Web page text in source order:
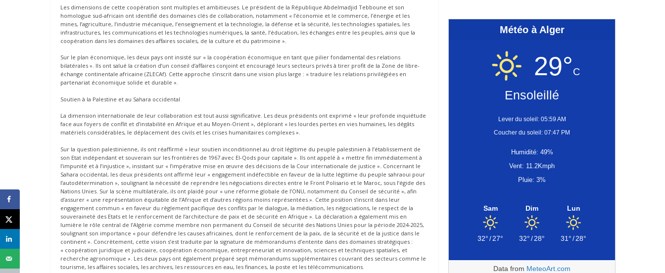
Les dimensions de cette coopération sont multiples et ambitieuses. Le président de la République Abdelmadjid Tebboune et son
homologue sud-africain ont identifié des domaines clés de collaboration, notamment « l’économie et le commerce, l’énergie et les
mines, l’agriculture, l’industrie mécanique, l’enseignement et la technologie, la défense et la sécurité, les technologies spatiales, les
infrastructures, les communications et les technologies numériques, la santé, l’éducation, les échanges entre les peuples, ainsi que la
coopération dans les domaines des affaires sociales, de la culture et du patrimoine ».
Sur le plan économique, les deux pays ont insisté sur « la coopération économique en tant que pilier fondamental des relations
bilatérales ». Ils ont salué la création d’un conseil d’affaires conjoint et encouragé leurs secteurs privés à tirer profit de la Zone de libre-
échange continentale africaine (ZLECAf). Cette approche s’inscrit dans une vision plus large : « traduire les relations privilégiées en
partenariat économique solide et durable ».
Soutien à la Palestine et au Sahara occidental
La dimension internationale de leur collaboration est tout aussi significative. Les deux présidents ont exprimé « leur profonde inquiétude
face aux foyers de conflit et d’instabilité en Afrique et au Moyen-Orient », déplorant « les lourdes pertes en vies humaines, les dégâts
matériels considérables, le déplacement des civils et les crises humanitaires complexes ».
Sur la question palestinienne, ils ont réaffirmé « leur soutien inconditionnel au droit légitime du peuple palestinien à l’établissement de
son Etat indépendant et souverain sur les frontières de 1967 avec El-Qods pour capitale ». Ils ont appelé à « mettre fin immédiatement à
l’impunité et à l’injustice », insistant sur « l’impérative mise en œuvre des décisions de la Cour internationale de justice ». Concernant le
Sahara occidental, les deux présidents ont affirmé leur « engagement indéfectible en faveur de la lutte légitime du peuple sahraoui pour
l’autodétermination », soulignant la nécessité de reprendre les négociations directes entre le Front Polisario et le Maroc, sous l’égide des
Nations Unies. Sur la scène multilatérale, ils ont plaidé pour « une réforme globale de l’ONU, notamment du Conseil de sécurité », afin
d’assurer « une représentation équitable de l’Afrique et d’autres régions moins représentées ». Cette position s’inscrit dans leur
engagement commun « en faveur du règlement pacifique des conflits par le dialogue, la médiation, les négociations, le respect de la
souveraineté des Etats et le renforcement de l’architecture de paix et de sécurité en Afrique ». La déclaration a également mis en
lumière le rôle central de l’Algérie comme membre non permanent du Conseil de sécurité des Nations Unies pour la période 2024-2025,
soulignant son importance « pour défendre les causes africaines, dont le renforcement de la paix, de la sécurité et de la justice dans le
continent ». Concrètement, cette vision s’est traduite par la signature de mémorandums d’entente dans des domaines stratégiques :
« coopération juridique et judiciaire, coopération économique, entrepreneuriat et innovation, sciences et techniques spatiales, et
recherche agronomique ». Les deux pays ont également préparé sept mémorandums supplémentaires couvrant des secteurs comme le
tourisme, les affaires sociales, les archives, les ressources en eau, les finances, la poste et les télécommunications.
Météo à Alger
29°C
Ensoleillé
Lever du soleil: 05:59 AM
Coucher du soleil: 07:47 PM
Humidité: 49%
Vent: 11.2Kmph
Pluie: 3%
Sam
32°/27°
Dim
32°/28°
Lun
31°/28°
Data from MeteoArt.com